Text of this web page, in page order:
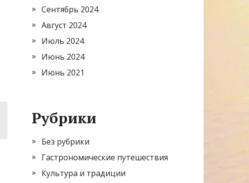
Сентябрь 2024
Август 2024
Июль 2024
Июнь 2024
Июнь 2021
Рубрики
Без рубрики
Гастрономические путешествия
Культура и традиции